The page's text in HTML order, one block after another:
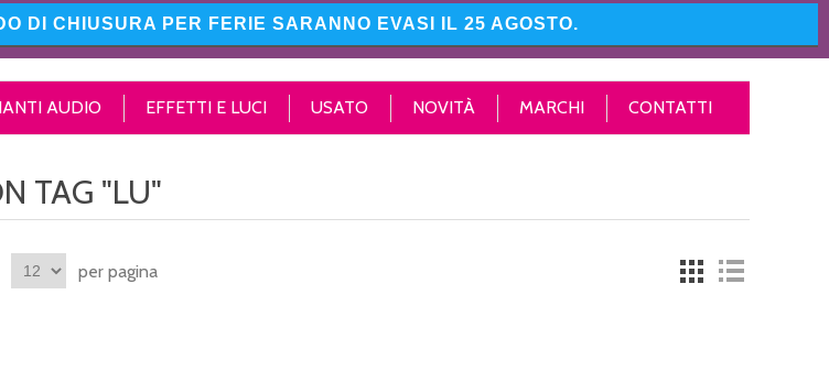
DI CHIUSURA PER FERIE SARANNO EVASI IL 25 AGOSTO.
AUDIO EFFETTI E LUCI USATO NOVITÀ MARCHI CONTATTI
TAG "LU"
per pagina